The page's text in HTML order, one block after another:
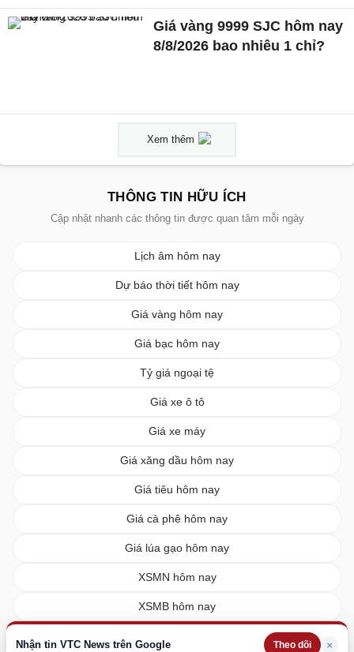
Nhận tin VTC News trên Google Theo dõi ×
Giá vàng 9999 SJC hôm nay
8/8/2026 bao nhiêu 1 chỉ?
Xem thêm
THÔNG TIN HỮU ÍCH
Cập nhật nhanh các thông tin được quan tâm mỗi ngày
Lịch âm hôm nay
Dự báo thời tiết hôm nay
Giá vàng hôm nay
Giá bạc hôm nay
Tỷ giá ngoại tệ
Giá xe ô tô
Giá xe máy
Giá xăng dầu hôm nay
Giá tiêu hôm nay
Giá cà phê hôm nay
Giá lúa gạo hôm nay
XSMN hôm nay
XSMB hôm nay